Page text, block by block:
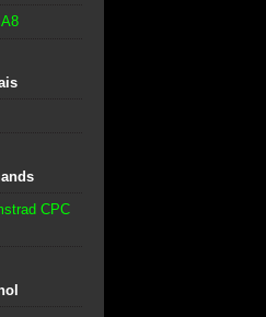
CPC